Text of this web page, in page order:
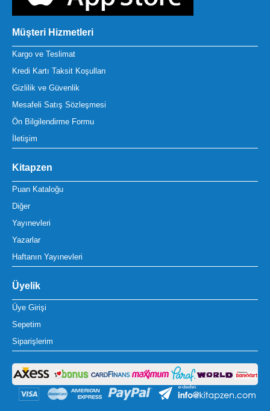
Müşteri Hizmetleri
Kargo ve Teslimat
Kredi Kartı Taksit Koşulları
Gizlilik ve Güvenlik
Mesafeli Satış Sözleşmesi
Ön Bilgilendirme Formu
İletişim
Kitapzen
Puan Kataloğu
Diğer
Yayınevleri
Yazarlar
Haftanın Yayınevleri
Üyelik
Üye Girişi
Sepetim
Siparişlerim